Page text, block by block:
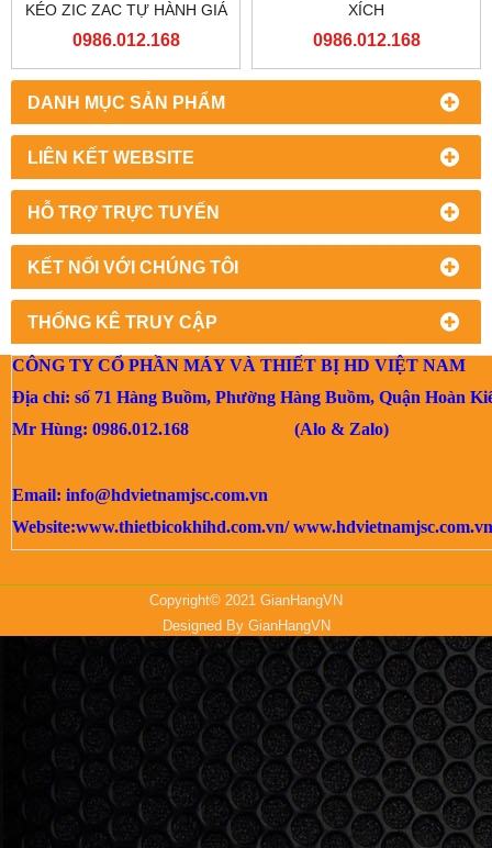
DANH MỤC SẢN PHẨM
LIÊN KẾT WEBSITE
HỖ TRỢ TRỰC TUYẾN
KẾT NỐI VỚI CHÚNG TÔI
THỐNG KÊ TRUY CẬP
KÉO ZIC ZAC TỰ HÀNH GIÁ
RẺ
0986.012.168
XÍCH
0986.012.168
CÔNG TY CỔ PHẦN MÁY VÀ THIẾT BỊ HD VIỆT NAM
Địa chỉ: số 71 Hàng Buồm, Phường Hàng Buồm, Quận Hoàn
Mr Hùng: 0986.012.168 (Alo & Zalo)
Email: info@hdvietnamjsc.com.vn
Website:www.thietbicokhihd.com.vn/
Copyright© 2021 GianHangVN
Designed By GianHangVN